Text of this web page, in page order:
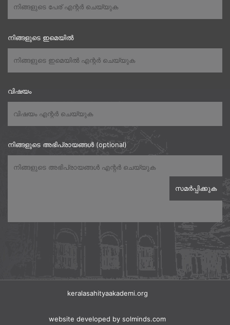
നിങ്ങളുടെ ഇമെയിൽ
വിഷയം
നിങ്ങളുടെ അഭിപ്രായങ്ങൾ (optional)
keralasahityaakademi.org
website developed by solminds.com